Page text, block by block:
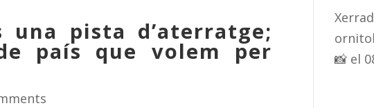
una pista d’aterratge;
país que volem per
📸 el